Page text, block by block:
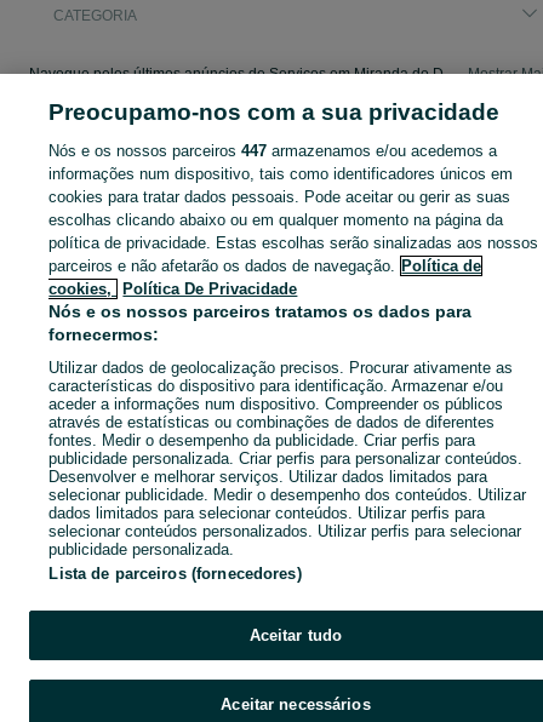
CATEGORIA
Navegue pelos últimos anúncios de Serviços em Miranda do Douro no OLX Portugal. Compre e venda produtos locais com facilidade e segurança. Mostrar
Mapa de mini-sites
Pesquisas populares
Preocupamo-nos com a sua privacidade
Nós e os nossos parceiros447 armazenamos e/ou acedemos a
informações num dispositivo, tais como identificadores únicos em
cookies para tratar dados pessoais. Pode aceitar ou gerir as suas
escolhas clicando abaixo ou em qualquer momento na página da
política de privacidade. Estas escolhas serão sinalizadas aos nossos
parceiros e não afetarão os dados de navegação. Política de
cookies,
Política De Privacidade
Nós e os nossos parceiros tratamos os dados para
fornecermos:
Utilizar dados de geolocalização precisos. Procurar ativamente as
características do dispositivo para identificação. Armazenar e/ou
aceder a informações num dispositivo. Compreender os públicos
através de estatísticas ou combinações de dados de diferentes
fontes. Medir o desempenho da publicidade. Criar perfis para
publicidade personalizada. Criar perfis para personalizar conteúdos.
Desenvolver e melhorar serviços. Utilizar dados limitados para
selecionar publicidade. Medir o desempenho dos conteúdos. Utilizar
dados limitados para selecionar conteúdos. Utilizar perfis para
selecionar conteúdos personalizados. Utilizar perfis para selecionar
publicidade personalizada.
Lista de parceiros (fornecedores)
Aceitar tudo
Aceitar necessários